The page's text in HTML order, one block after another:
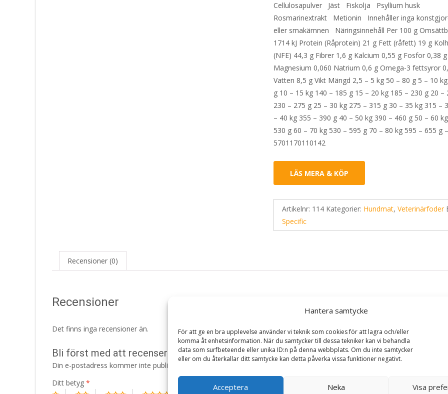
Hantera samtycke
För att ge en bra upplevelse använder vi teknik som cookies för att lagra och/eller
komma åt enhetsinformation. När du samtycker till dessa tekniker kan vi behandla
data som surfbeteende eller unika ID:n på denna webbplats. Om du inte samtycker
eller om du återkallar ditt samtycke kan detta påverka vissa funktioner negativt.
Acceptera Neka Visa
Cellulosapulver Jäst Fiskolja Psyllium husk
Rosmarinextrakt Metionin Innehåller inga
eller smakämnen Näringsinnehåll Per 100 g
1714 kJ Protein (Råprotein) 21 g Fett (råfett) 19 g
(NFE) 44,3 g Fibrer 1,6 g Kalcium 0,55 g Fosfor 0,38 g
Magnesium 0,060 Natrium 0,6 g Omega-3 fettsyror
Vatten 8,5 g Vikt Mängd 2,5 – 5 kg 50 – 80 g 5 – 10
g 10 – 15 kg 140 – 185 g 15 – 20 kg 185 – 230 g 20 –
230 – 275 g 25 – 30 kg 275 – 315 g 30 – 35 kg 315 –
– 40 kg 355 – 390 g 40 – 50 kg 390 – 460 g 50 – 60
530 g 60 – 70 kg 530 – 595 g 70 – 80 kg 595 – 655 g
5701170110142
LÄS MERA & KÖP
Artikelnr: 114 Kategorier: Hundmat,Veterinärfoder
Specific
Recensioner (0)
Recensioner
Det finns inga recensioner än.
Bli först med att recensera ”Struvite Management CCD hundfoder – 12 kg – Specific”
Din e-postadress kommer inte publiceras. Obligatoriska fält är märkta
Ditt betyg *